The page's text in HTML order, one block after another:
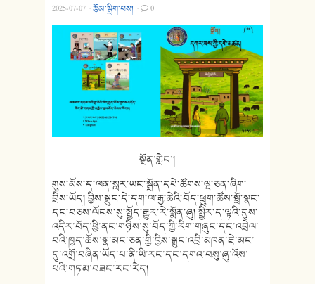
2025-07-07 ·རྩོམ་སྒྲིག་པས། · 0
སྔོན་གླེང་།
གུས་མོས་ད་ལན་སླར་ཡང་སྒྲོན་དཔེ་ཚོགས་ལྔ་ཅན་ཞིག་
བྲིས་ཡོད། བྱིས་སྒྲུང་དེ་དག་ལ་རྒྱ་ཆེའི་བོད་ཕྲུག་ཚོས་སྤྲོ་སྣང་
དང་བཅས་ལོངས་སུ་སྤྱོད་རྒྱུར་རེ་སྨོན་ཞུ། སྤྱིེར་ད་ལྟའི་དུས་
འདིར་བོད་ཕྱི་ནང་གཉིས་སུ་བོད་ཀྱི་རིག་གཞུང་དང་འབྲེལ་
བའི་ཁྱད་ཆོས་སྣ་མང་ཅན་གྱི་བྱིས་སྒྲུང་འབྲི་མཁན་ཇེ་མང་
དུ་འགྲོ་བཞིན་ཡོད་པ་ནི་ཡི་རང་དང་དགའ་བསུ་ཞུ་འོས་
པའི་གཏམ་བཟང་རང་རེད།